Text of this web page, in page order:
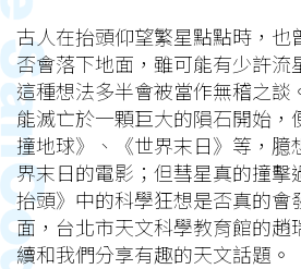
古人在抬頭仰望繁星點點時，也
否會落下地面，雖可能有少許流
這種想法多半會被當作無稽之談
能滅亡於一顆巨大的隕石開始，
撞地球》、《世界末日》等，臆
界末日的電影；但彗星真的撞擊
抬頭》中的科學狂想是否真的會
面，台北市天文科學教育館的趙
續和我們分享有趣的天文話題。